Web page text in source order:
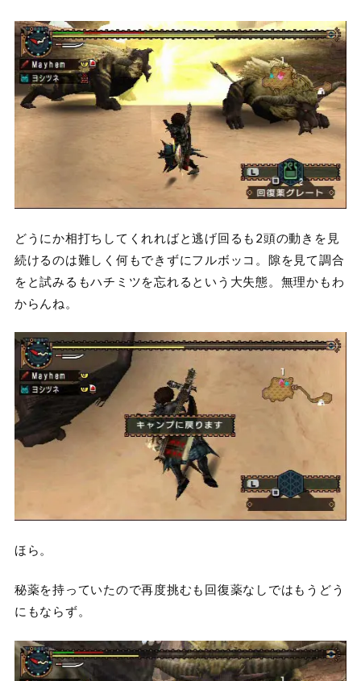
どうにか相打ちしてくれればと逃げ回るも2頭の動きを見
続けるのは難しく何もできずにフルボッコ。隙を見て調合
をと試みるもハチミツを忘れるという大失態。無理かもわ
からんね。
ほら。
秘薬を持っていたので再度挑むも回復薬なしではもうどう
にもならず。